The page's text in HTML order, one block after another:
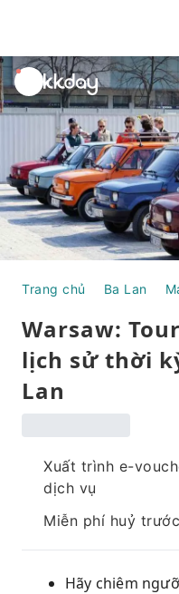
unread
notifications
Trang chủ Ba Lan
Warsaw:
lịch sử thời
Lan
Xuất trình e-
dịch vụ
Miễn phí huỷ
Hãy chiêm